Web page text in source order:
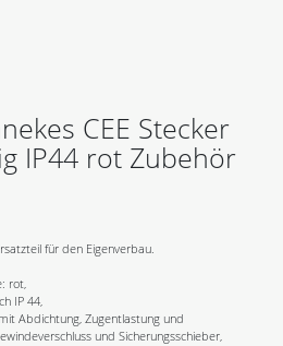
CEE Stecker
IP44 rot Zubehör
für den Eigenverbau.
rot,
IP 44,
Abdichtung, Zugentlastung und
und Sicherungsschieber,